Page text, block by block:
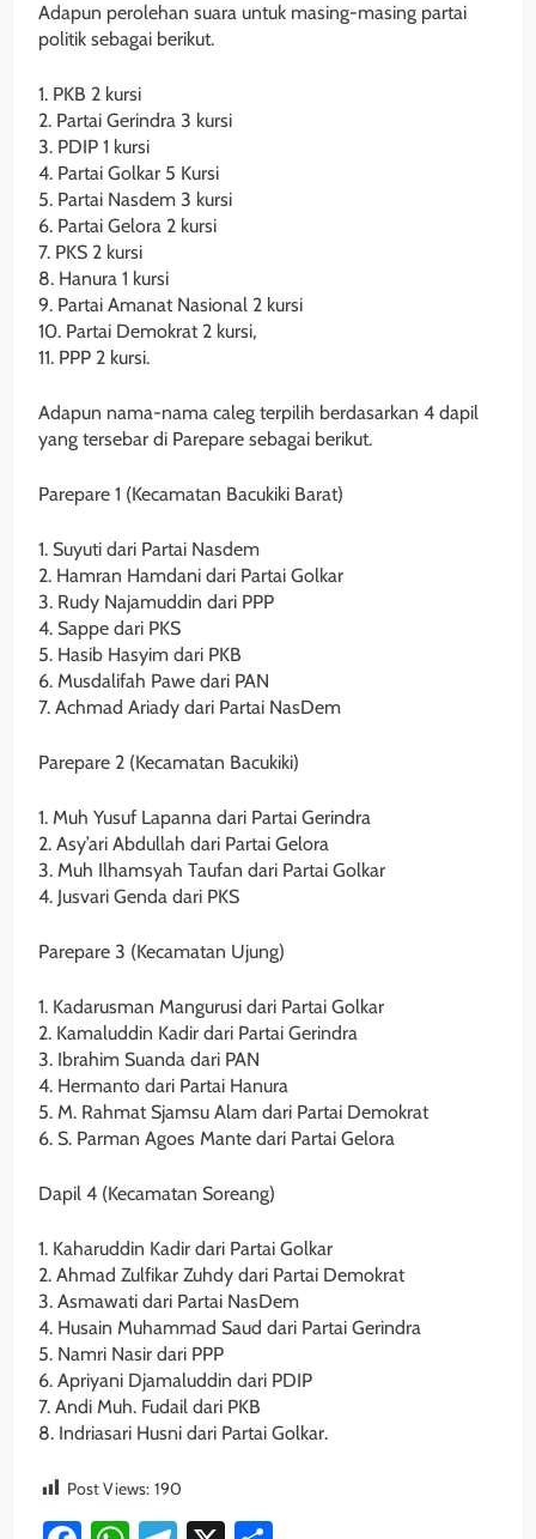
Adapun perolehan suara untuk masing-masing partai
politik sebagai berikut.
1. PKB 2 kursi
2. Partai Gerindra 3 kursi
3. PDIP 1 kursi
4. Partai Golkar 5 Kursi
5. Partai Nasdem 3 kursi
6. Partai Gelora 2 kursi
7. PKS 2 kursi
8. Hanura 1 kursi
9. Partai Amanat Nasional 2 kursi
10. Partai Demokrat 2 kursi,
11. PPP 2 kursi.
Adapun nama-nama caleg terpilih berdasarkan 4 dapil
yang tersebar di Parepare sebagai berikut.
Parepare 1 (Kecamatan Bacukiki Barat)
1. Suyuti dari Partai Nasdem
2. Hamran Hamdani dari Partai Golkar
3. Rudy Najamuddin dari PPP
4. Sappe dari PKS
5. Hasib Hasyim dari PKB
6. Musdalifah Pawe dari PAN
7. Achmad Ariady dari Partai NasDem
Parepare 2 (Kecamatan Bacukiki)
1. Muh Yusuf Lapanna dari Partai Gerindra
2. Asy’ari Abdullah dari Partai Gelora
3. Muh Ilhamsyah Taufan dari Partai Golkar
4. Jusvari Genda dari PKS
Parepare 3 (Kecamatan Ujung)
1. Kadarusman Mangurusi dari Partai Golkar
2. Kamaluddin Kadir dari Partai Gerindra
3. Ibrahim Suanda dari PAN
4. Hermanto dari Partai Hanura
5. M. Rahmat Sjamsu Alam dari Partai Demokrat
6. S. Parman Agoes Mante dari Partai Gelora
Dapil 4 (Kecamatan Soreang)
1. Kaharuddin Kadir dari Partai Golkar
2. Ahmad Zulfikar Zuhdy dari Partai Demokrat
3. Asmawati dari Partai NasDem
4. Husain Muhammad Saud dari Partai Gerindra
5. Namri Nasir dari PPP
6. Apriyani Djamaluddin dari PDIP
7. Andi Muh. Fudail dari PKB
8. Indriasari Husni dari Partai Golkar.
Post Views: 190